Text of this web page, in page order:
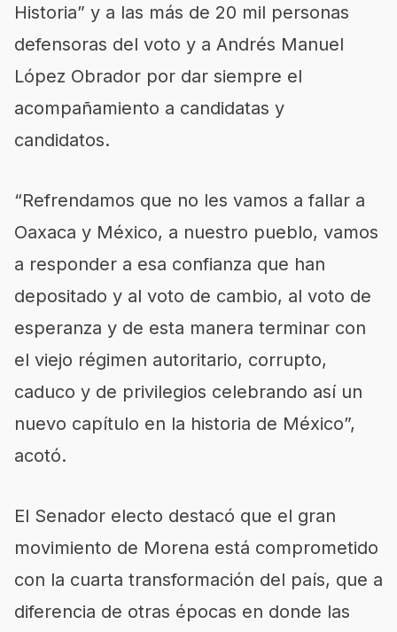
Historia” y a las más de 20 mil personas
defensoras del voto y a Andrés Manuel
López Obrador por dar siempre el
acompañamiento a candidatas y
candidatos.
“Refrendamos que no les vamos a fallar a
Oaxaca y México, a nuestro pueblo, vamos
a responder a esa confianza que han
depositado y al voto de cambio, al voto de
esperanza y de esta manera terminar con
el viejo régimen autoritario, corrupto,
caduco y de privilegios celebrando así un
nuevo capítulo en la historia de México”,
acotó.
El Senador electo destacó que el gran
movimiento de Morena está comprometido
con la cuarta transformación del país, que a
diferencia de otras épocas en donde las